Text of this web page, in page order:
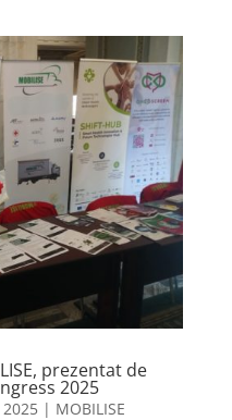
prezentat de
2025
| MOBILISE